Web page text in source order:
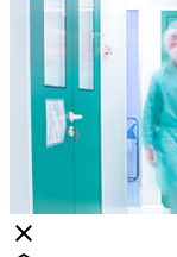
close